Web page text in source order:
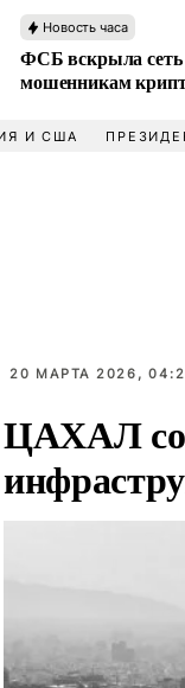
Новость часа
ФСБ вскрыла
мошенникам
И США
20 МАРТА 2026,
ЦАХАЛ